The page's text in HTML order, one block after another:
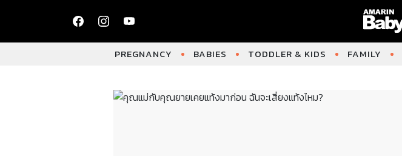
PREGNANCY BABIES TODDLER & KIDS FAMILY